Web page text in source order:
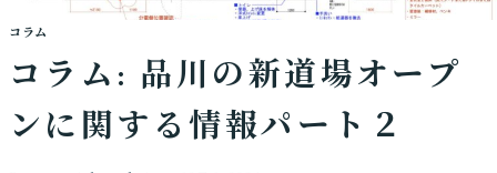
コラム
コラム: 品川の新道場オープ
ンに関する情報パート２